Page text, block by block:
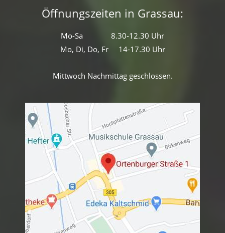
Öffnungszeiten in Grassau:
Mo-Sa 8.30-12.30 Uhr
Mo, Di, Do, Fr 14-17.30 Uhr
Mittwoch Nachmittag geschlossen.